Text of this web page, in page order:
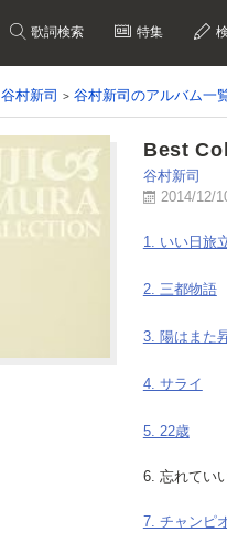
歌詞検索 特集
谷村新司 谷村新司のアルバム一
Best
谷村新司
2014/12/
1. いい日旅
2. 三都物語
3. 陽はまた
4. サライ
5. 22歳
6. 忘れてい
7. チャンピ